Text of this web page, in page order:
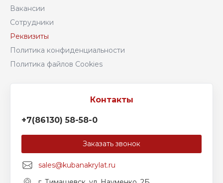
Вакансии
Сотрудники
Реквизиты
Политика конфиденциальности
Политика файлов Cookies
sales@kubanakrylat.ru
+7(86130) 58-58-0
Заказать звонок